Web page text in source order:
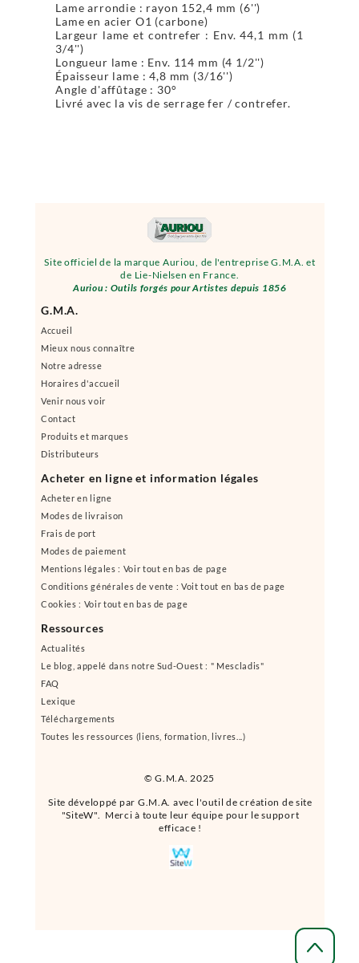
© G.M.A. 2025
Site officiel de la marque Auriou, de l'entreprise G.M.A. et
de Lie-Nielsen en France.
Auriou : Outils forgés pour Artistes depuis 1856
Site développé par G.M.A. avec l'outil de création de site
"SiteW". Merci à toute leur équipe pour le support
efficace !
G.M.A.
Accueil
Mieux nous connaître
Notre adresse
Horaires d'accueil
Venir nous voir
Contact
Produits et marques
Distributeurs
Acheter en ligne et information légales
Acheter en ligne
Modes de livraison
Frais de port
Modes de paiement
Mentions légales : Voir tout en bas de page
Conditions générales de vente : Voit tout en bas de page
Cookies : Voir tout en bas de page
Ressources
Actualités
Le blog, appelé dans notre Sud-Ouest : " Mescladis"
FAQ
Lexique
Téléchargements
Toutes les ressources (liens, formation, livres...)
Lame arrondie : rayon 152,4 mm (6'')
Lame en acier O1 (carbone)
Largeur lame et contrefer : Env. 44,1 mm (1
3/4'')
Longueur lame : Env. 114 mm (4 1/2'')
Épaisseur lame : 4,8 mm (3/16'')
Angle d'affûtage : 30°
Livré avec la vis de serrage fer / contrefer.